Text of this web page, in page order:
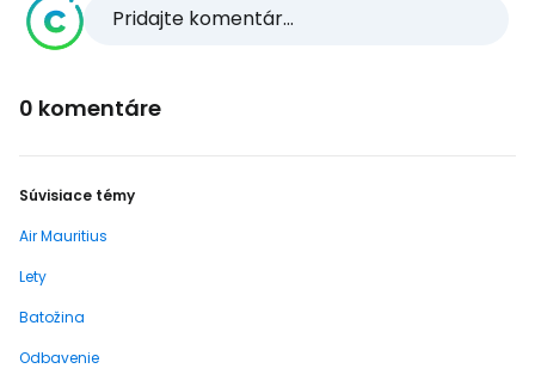
Pridajte komentár...
0 komentáre
Súvisiace témy
Air Mauritius
Lety
Batožina
Odbavenie